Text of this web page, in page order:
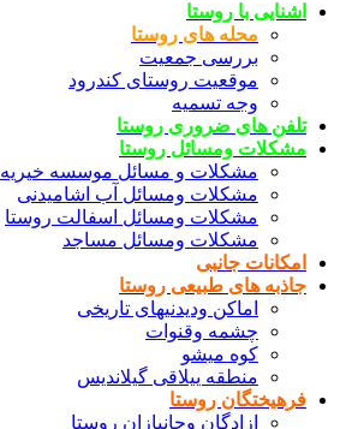
اشنایی با روستا
محله های روستا
بررسی جمعیت
موقعیت روستای کندرود
وجه تسمیه
تلفن های ضروری روستا
مشکلات ومسائل روستا
مشکلات و مسائل موسسه خیریه
مشکلات ومسائل آب اشامیدنی
مشکلات ومسائل اسفالت روستا
مشکلات ومسائل مساجد
امکانات جانبی
جاذبه های طبیعی روستا
اماکن ودیدنیهای تاریخی
چشمه وقنوات
کوه میشو
منطقه ییلاقی گیلاندیس
فرهیختگان روستا
ازادگان وجانبازان روستا